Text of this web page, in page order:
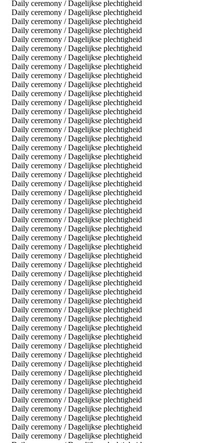
Daily ceremony / Dagelijkse plechtigheid
Daily ceremony / Dagelijkse plechtigheid
Daily ceremony / Dagelijkse plechtigheid
Daily ceremony / Dagelijkse plechtigheid
Daily ceremony / Dagelijkse plechtigheid
Daily ceremony / Dagelijkse plechtigheid
Daily ceremony / Dagelijkse plechtigheid
Daily ceremony / Dagelijkse plechtigheid
Daily ceremony / Dagelijkse plechtigheid
Daily ceremony / Dagelijkse plechtigheid
Daily ceremony / Dagelijkse plechtigheid
Daily ceremony / Dagelijkse plechtigheid
Daily ceremony / Dagelijkse plechtigheid
Daily ceremony / Dagelijkse plechtigheid
Daily ceremony / Dagelijkse plechtigheid
Daily ceremony / Dagelijkse plechtigheid
Daily ceremony / Dagelijkse plechtigheid
Daily ceremony / Dagelijkse plechtigheid
Daily ceremony / Dagelijkse plechtigheid
Daily ceremony / Dagelijkse plechtigheid
Daily ceremony / Dagelijkse plechtigheid
Daily ceremony / Dagelijkse plechtigheid
Daily ceremony / Dagelijkse plechtigheid
Daily ceremony / Dagelijkse plechtigheid
Daily ceremony / Dagelijkse plechtigheid
Daily ceremony / Dagelijkse plechtigheid
Daily ceremony / Dagelijkse plechtigheid
Daily ceremony / Dagelijkse plechtigheid
Daily ceremony / Dagelijkse plechtigheid
Daily ceremony / Dagelijkse plechtigheid
Daily ceremony / Dagelijkse plechtigheid
Daily ceremony / Dagelijkse plechtigheid
Daily ceremony / Dagelijkse plechtigheid
Daily ceremony / Dagelijkse plechtigheid
Daily ceremony / Dagelijkse plechtigheid
Daily ceremony / Dagelijkse plechtigheid
Daily ceremony / Dagelijkse plechtigheid
Daily ceremony / Dagelijkse plechtigheid
Daily ceremony / Dagelijkse plechtigheid
Daily ceremony / Dagelijkse plechtigheid
Daily ceremony / Dagelijkse plechtigheid
Daily ceremony / Dagelijkse plechtigheid
Daily ceremony / Dagelijkse plechtigheid
Daily ceremony / Dagelijkse plechtigheid
Daily ceremony / Dagelijkse plechtigheid
Daily ceremony / Dagelijkse plechtigheid
Daily ceremony / Dagelijkse plechtigheid
Daily ceremony / Dagelijkse plechtigheid
Daily ceremony / Dagelijkse plechtigheid